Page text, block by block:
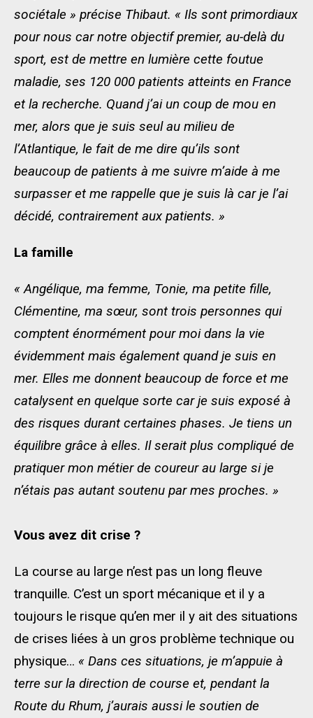
sociétale » précise Thibaut. « Ils sont primordiaux
pour nous car notre objectif premier, au-delà du
sport, est de mettre en lumière cette foutue
maladie, ses 120 000 patients atteints en France
et la recherche. Quand j’ai un coup de mou en
mer, alors que je suis seul au milieu de
l’Atlantique, le fait de me dire qu’ils sont
beaucoup de patients à me suivre m’aide à me
surpasser et me rappelle que je suis là car je l’ai
décidé, contrairement aux patients. »
La famille
« Angélique, ma femme, Tonie, ma petite fille,
Clémentine, ma sœur, sont trois personnes qui
comptent énormément pour moi dans la vie
évidemment mais également quand je suis en
mer. Elles me donnent beaucoup de force et me
catalysent en quelque sorte car je suis exposé à
des risques durant certaines phases. Je tiens un
équilibre grâce à elles. Il serait plus compliqué de
pratiquer mon métier de coureur au large si je
n’étais pas autant soutenu par mes proches. »
Vous avez dit crise ?
La course au large n’est pas un long fleuve
tranquille. C’est un sport mécanique et il y a
toujours le risque qu’en mer il y ait des situations
de crises liées à un gros problème technique ou
physique… « Dans ces situations, je m’appuie à
terre sur la direction de course et, pendant la
Route du Rhum, j’aurais aussi le soutien de